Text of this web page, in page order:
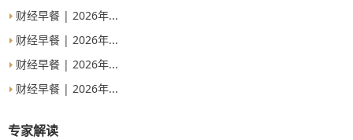
财经早餐 | 2026年...
财经早餐 | 2026年...
财经早餐 | 2026年...
财经早餐 | 2026年...
专家解读